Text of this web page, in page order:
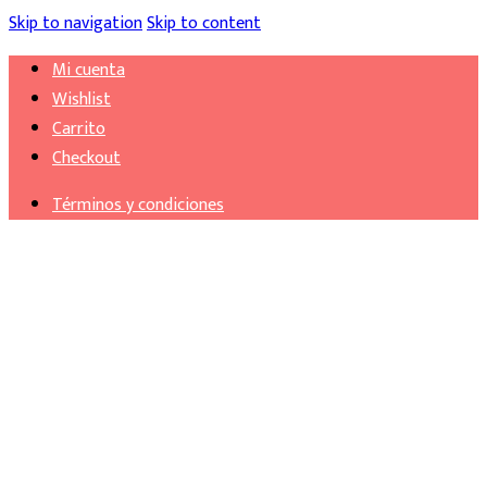
Skip to navigationSkip to content
Mi cuenta
Wishlist
Carrito
Checkout
Términos y condiciones